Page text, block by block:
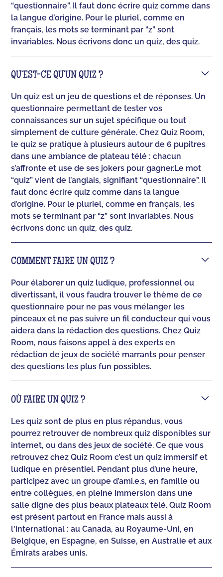
“questionnaire”. Il faut donc écrire quiz comme dans
la langue d’origine. Pour le pluriel, comme en
français, les mots se terminant par “z” sont
invariables. Nous écrivons donc un quiz, des quiz.
QU’EST-CE QU’UN QUIZ ?
Un quiz est un jeu de questions et de réponses. Un
questionnaire permettant de tester vos
connaissances sur un sujet spécifique ou tout
simplement de culture générale. Chez Quiz Room,
le quiz se pratique à plusieurs autour de 6 pupitres
dans une ambiance de plateau télé : chacun
s’affronte et use de ses jokers pour gagner.‍Le mot
“quiz” vient de l’anglais, signifiant “questionnaire”. Il
faut donc écrire quiz comme dans la langue
d’origine. Pour le pluriel, comme en français, les
mots se terminant par “z” sont invariables. Nous
écrivons donc un quiz, des quiz.
COMMENT FAIRE UN QUIZ ?
Pour élaborer un quiz ludique, professionnel ou
divertissant, il vous faudra trouver le thème de ce
questionnaire pour ne pas vous mélanger les
pinceaux et ne pas suivre un fil conducteur qui vous
aidera dans la rédaction des questions. Chez Quiz
Room, nous faisons appel à des experts en
rédaction de jeux de société marrants pour penser
des questions les plus fun possibles.
OÙ FAIRE UN QUIZ ?
Les quiz sont de plus en plus répandus, vous
pourrez retrouver de nombreux quiz disponibles sur
internet, ou dans des jeux de société. Ce que vous
retrouvez chez Quiz Room c’est un quiz immersif et
ludique en présentiel. Pendant plus d’une heure,
participez avec un groupe d’ami.e.s, en famille ou
entre collègues, en pleine immersion dans une
salle digne des plus beaux plateaux télé. Quiz Room
est présent partout en France mais aussi à
l'international : au Canada, au Royaume-Uni, en
Belgique, en Espagne, en Suisse, en Australie et aux
Émirats arabes unis.